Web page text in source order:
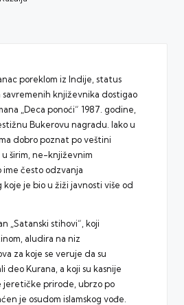
poreklom iz Indije, status
književnika dostigao
„Deca ponoći“ 1987. godine,
Bukerovu nagradu. Iako u
dobro poznat po veštini
širim, ne-književnim
ime često odzvanja
je bio u žiži javnosti više od
„Satanski stihovi“, koji
aludira na niz
za koje se veruje da su
deo Kurana, a koji su kasnije
jeretičke prirode, ubrzo po
je osudom islamskog vođe.